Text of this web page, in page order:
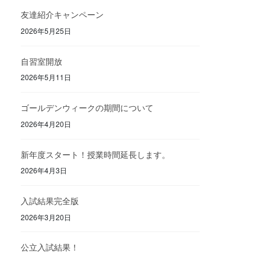
友達紹介キャンペーン
2026年5月25日
自習室開放
2026年5月11日
ゴールデンウィークの期間について
2026年4月20日
新年度スタート！授業時間延長します。
2026年4月3日
入試結果完全版
2026年3月20日
公立入試結果！